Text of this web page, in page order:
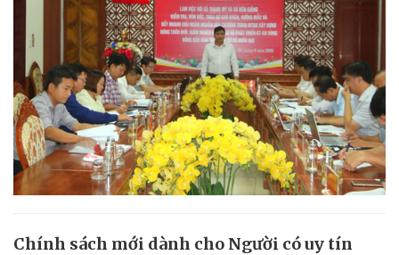
Chính sách mới dành cho Người có uy tín